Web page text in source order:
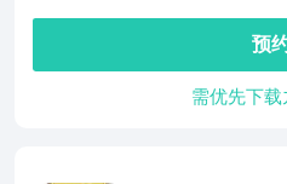
预
需优先下载